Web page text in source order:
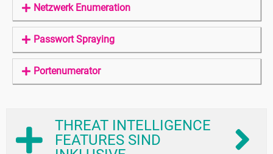
Netzwerk Enumeration
Passwort Spraying
Portenumerator
THREAT INTELLIGENCE
FEATURES SIND